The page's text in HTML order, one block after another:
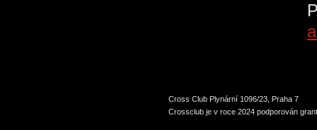
Cross Club Plynární 1096/23, Praha 7
Crossclub je v roce 2024 podporován